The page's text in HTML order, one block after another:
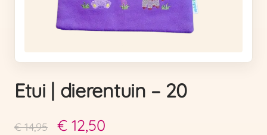
Etui | dierentuin – 20
€14,95
Oorspronkelijke
€12,50Huidige